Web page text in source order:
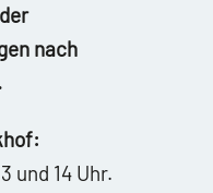
nach
und 14 Uhr.